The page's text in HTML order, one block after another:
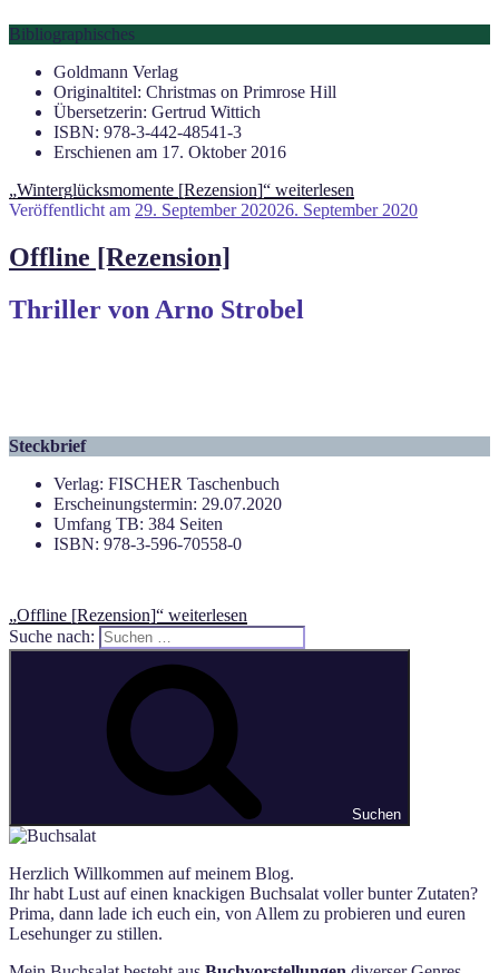
Bibliographisches
Goldmann Verlag
Originaltitel: Christmas on Primrose Hill
Übersetzerin: Gertrud Wittich
ISBN: 978-3-442-48541-3
Erschienen am 17. Oktober 2016
„Winterglücksmomente [Rezension]“ weiterlesen
Veröffentlicht am 29. September 202026. September 2020
Offline [Rezension]
Thriller von Arno Strobel
Steckbrief
Verlag: FISCHER Taschenbuch
Erscheinungstermin: 29.07.2020
Umfang TB: 384 Seiten
ISBN: 978-3-596-70558-0
„Offline [Rezension]“ weiterlesen
Suche nach:
Suchen
Herzlich Willkommen auf meinem Blog.
Ihr habt Lust auf einen knackigen Buchsalat voller bunter Zutaten?
Prima, dann lade ich euch ein, von Allem zu probieren und euren
Lesehunger zu stillen.